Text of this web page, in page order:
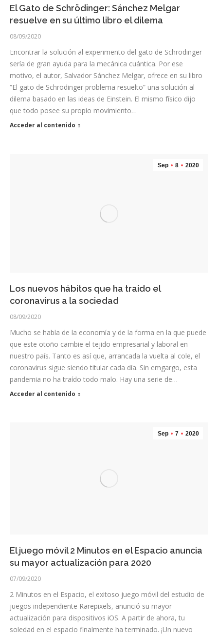
El Gato de Schrödinger: Sánchez Melgar
resuelve en su último libro el dilema
08/09/2020
Encontrar la solución al experimento del gato de Schrödinger
sería de gran ayuda para la mecánica cuántica. Por ese
motivo, el autor, Salvador Sánchez Melgar, ofrece en su libro
“El gato de Schrödinger problema resuelto” una solución al
dilema basado en las ideas de Einstein. El mismo físico dijo
que todo posee su propio movimiento…
Acceder al contenido
Sep 8 2020
Los nuevos hábitos que ha traído el
coronavirus a la sociedad
08/09/2020
Mucho se habla de la economía y de la forma en la que puede
que este otoño cambie el tejido empresarial y laboral en
nuestro país. Tanto es así que, arrancada la vuelta al cole, el
coronavirus sigue siendo titular cada día. Sin emgargo, esta
pandemia no ha traído todo malo. Hay una serie de…
Acceder al contenido
Sep 7 2020
El juego móvil 2 Minutos en el Espacio anuncia
su mayor actualización para 2020
07/09/2020
2 Minutos en el Espacio, el exitoso juego móvil del estudio de
juegos independiente Rarepixels, anunció su mayor
actualización para dispositivos iOS. A partir de ahora, tu
soledad en el espacio finalmente ha terminado. ¡Un nuevo